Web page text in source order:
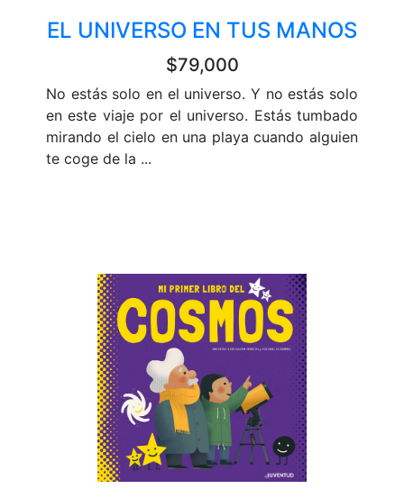
EL UNIVERSO EN TUS MANOS
$79,000
No estás solo en el universo. Y no estás solo
en este viaje por el universo. Estás tumbado
mirando el cielo en una playa cuando alguien
te coge de la ...